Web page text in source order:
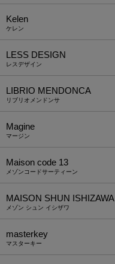
Kelen
ケレン
LESS DESIGN
レスデザイン
LIBRIO MENDONCA
リブリオメンドンサ
Magine
マージン
Maison code 13
メゾンコードサーティーン
MAISON SHUN ISHIZAWA
メゾン シュン イシザワ
masterkey
マスターキー